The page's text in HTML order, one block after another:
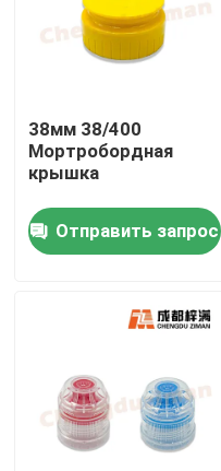
Продукты
Ролики
Проверка качества
38мм 38/400
Мортробордная
крышка
Отправить запрос